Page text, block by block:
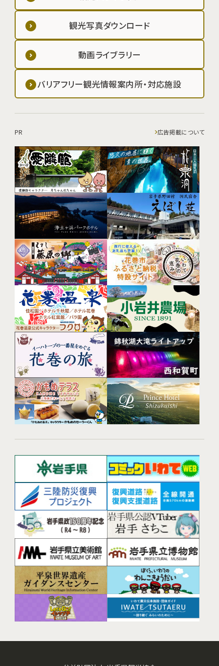
観光写真ダウンロード
動画ライブラリー
バリアフリー観光情報案内所・対応施設
PR 広告掲載について